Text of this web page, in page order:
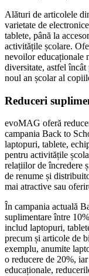
Alături de articolele
varietate de
tablete, până la
activitățile școlare.
nevoilor educaționale
diversitate, astfel încât
noul an școlar al
Reduceri
evoMAG oferă
campania Back to
laptopuri, tablete,
pentru activitățile
relațiilor de încredere
de renume și
mai atractive sau
În campania actuală
suplimentare între
includ laptopuri,
precum și articole de
exemplu, anumite
o reducere de 20%,
educaționale,